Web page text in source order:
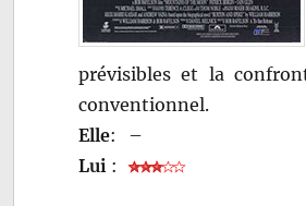
prévisibles et la
conventionnel.
Elle:
–
Lui :